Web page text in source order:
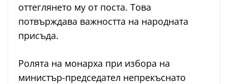
оттеглянето му от поста. Това
потвърждава важността на народната
присъда.
Ролята на монарха при избора на
министър-председател непрекъснато